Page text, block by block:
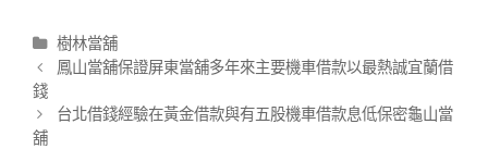
分
類
樹林當舖
文
章
導
航
鳳山當舖保證屏東當舖多年來主要機車借款以最熱誠宜蘭借
錢
台北借錢經驗在黃金借款與有五股機車借款息低保密龜山當
舖